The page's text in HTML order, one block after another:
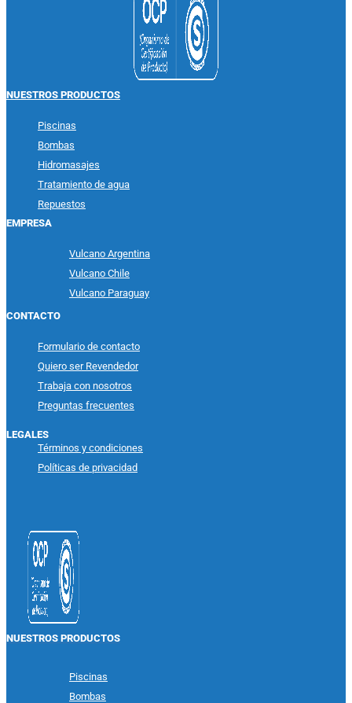
NUESTROS PRODUCTOS
Piscinas
Bombas
Hidromasajes
Tratamiento de agua
Repuestos
EMPRESA
Vulcano Argentina
Vulcano Chile
Vulcano Paraguay
CONTACTO
Formulario de contacto
Quiero ser Revendedor
Trabaja con nosotros
Preguntas frecuentes
LEGALES
Términos y condiciones
Políticas de privacidad
NUESTROS PRODUCTOS
Piscinas
Bombas